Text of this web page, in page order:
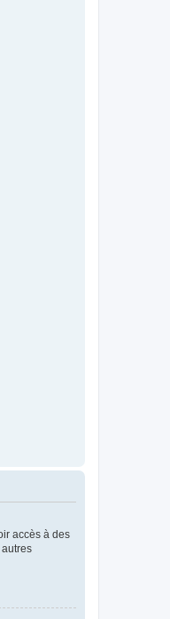
accès à des